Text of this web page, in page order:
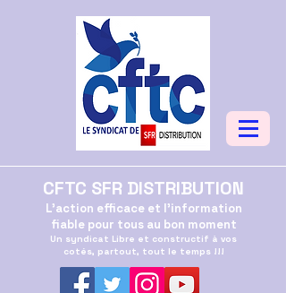
CFTC SFR DISTRIBUTION
L'action efficace et l'information
fiable pour tous au bon moment
Un syndicat Libre et constructif à vos
cotés, partout, tout le temps !!!